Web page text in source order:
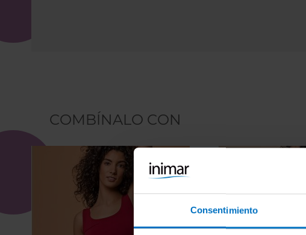
Consentimiento
COMBÍNALO CON